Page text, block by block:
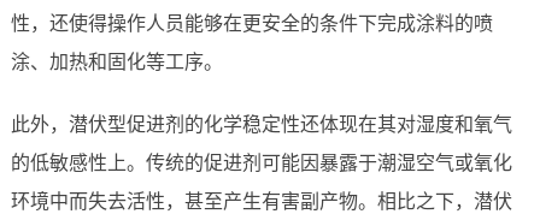
性，还使得操作人员能够在更安全的条件下完成涂料的喷
涂、加热和固化等工序。
此外，潜伏型促进剂的化学稳定性还体现在其对湿度和氧气
的低敏感性上。传统的促进剂可能因暴露于潮湿空气或氧化
环境中而失去活性，甚至产生有害副产物。相比之下，潜伏